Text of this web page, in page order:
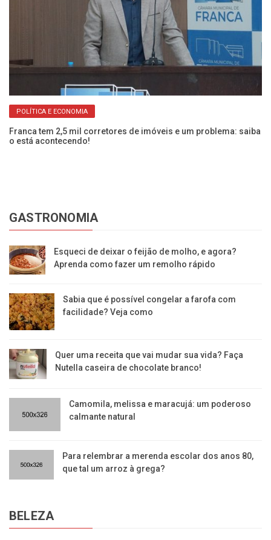
POLÍTICA E ECONOMIA
Franca tem 2,5 mil corretores de imóveis e um problema: saiba
o está acontecendo!
GASTRONOMIA
Esqueci de deixar o feijão de molho, e agora?
Aprenda como fazer um remolho rápido
Sabia que é possível congelar a farofa com
facilidade? Veja como
Quer uma receita que vai mudar sua vida? Faça
Nutella caseira de chocolate branco!
Camomila, melissa e maracujá: um poderoso
calmante natural
Para relembrar a merenda escolar dos anos 80,
que tal um arroz à grega?
BELEZA